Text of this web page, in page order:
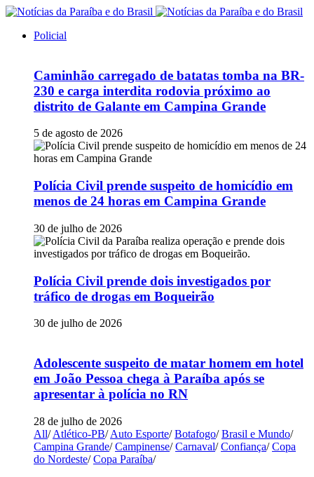
Policial
Caminhão carregado de batatas tomba na BR-
230 e carga interdita rodovia próximo ao
distrito de Galante em Campina Grande
5 de agosto de 2026
Polícia Civil prende suspeito de homicídio em
menos de 24 horas em Campina Grande
30 de julho de 2026
Polícia Civil prende dois investigados por
tráfico de drogas em Boqueirão
30 de julho de 2026
Adolescente suspeito de matar homem em hotel
em João Pessoa chega à Paraíba após se
apresentar à polícia no RN
28 de julho de 2026
All/ Atlético-PB/ Auto Esporte/ Botafogo/ Brasil e Mundo/
Campina Grande/ Campinense/ Carnaval/ Confiança/ Copa
do Nordeste/ Copa Paraíba/